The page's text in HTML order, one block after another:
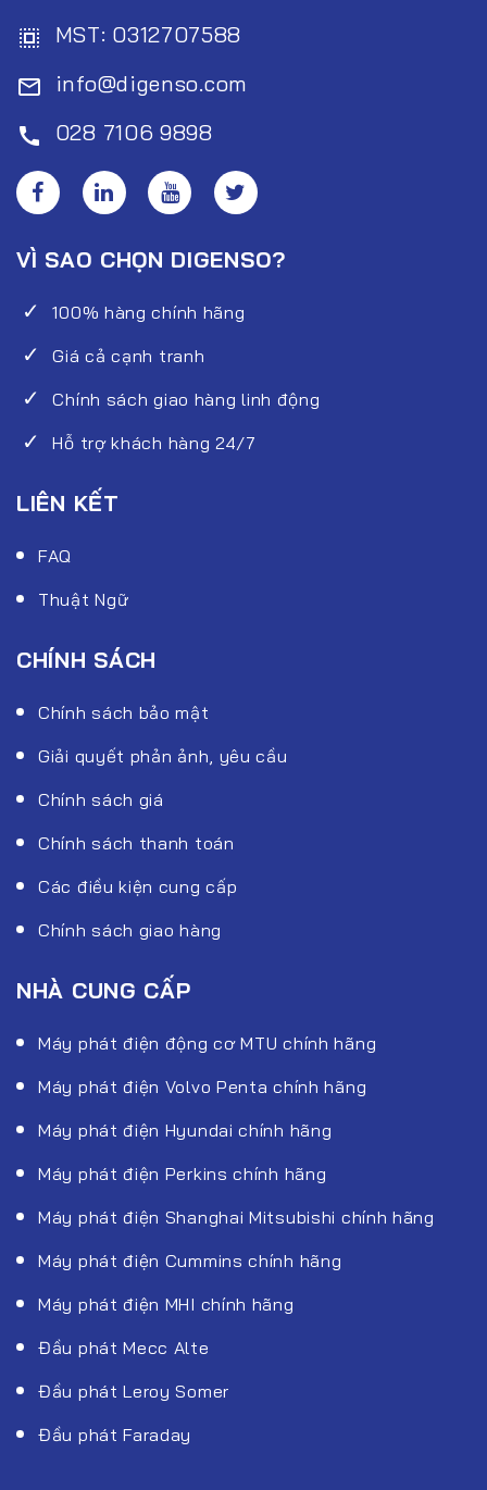
select_all MST: 0312707588
mail_outline info@digenso.com
call 028 7106 9898
VÌ SAO CHỌN DIGENSO?
100% hàng chính hãng
Giá cả cạnh tranh
Chính sách giao hàng linh động
Hỗ trợ khách hàng 24/7
LIÊN KẾT
FAQ
Thuật Ngữ
CHÍNH SÁCH
Chính sách bảo mật
Giải quyết phản ảnh, yêu cầu
Chính sách giá
Chính sách thanh toán
Các điều kiện cung cấp
Chính sách giao hàng
NHÀ CUNG CẤP
Máy phát điện động cơ MTU chính hãng
Máy phát điện Volvo Penta chính hãng
Máy phát điện Hyundai chính hãng
Máy phát điện Perkins chính hãng
Máy phát điện Shanghai Mitsubishi chính hãng
Máy phát điện Cummins chính hãng
Máy phát điện MHI chính hãng
Đầu phát Mecc Alte
Đầu phát Leroy Somer
Đầu phát Faraday